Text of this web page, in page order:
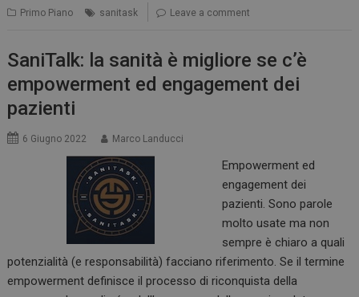
Primo Piano sanitask Leave a comment
SaniTalk: la sanità è migliore se c’è
empowerment ed engagement dei
pazienti
6 Giugno 2022 Marco Landucci
Empowerment ed
engagement dei
pazienti. Sono parole
molto usate ma non
sempre è chiaro a quali
potenzialità (e responsabilità) facciano riferimento. Se il termine
empowerment definisce il processo di riconquista della